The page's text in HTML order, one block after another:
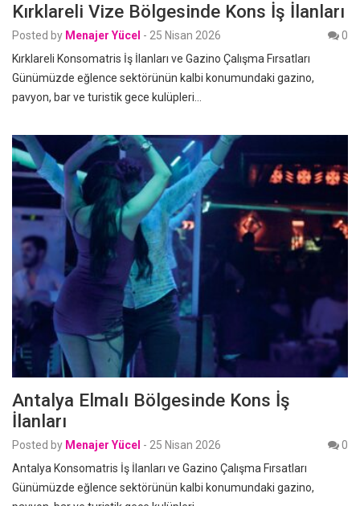
Kırklareli Vize Bölgesinde Kons İş İlanları
Posted by Menajer Yücel - 25 Nisan 2026
0
Kırklareli Konsomatris İş İlanları ve Gazino Çalışma Fırsatları
Günümüzde eğlence sektörünün kalbi konumundaki gazino,
pavyon, bar ve turistik gece kulüpleri…
Antalya Elmalı Bölgesinde Kons İş
İlanları
Posted by Menajer Yücel - 25 Nisan 2026
0
Antalya Konsomatris İş İlanları ve Gazino Çalışma Fırsatları
Günümüzde eğlence sektörünün kalbi konumundaki gazino,